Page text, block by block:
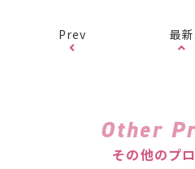
最新
Prev
Other
その他のプ